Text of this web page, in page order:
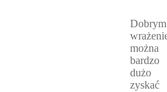
Dobrym
można
bardzo
dużo
zyskać